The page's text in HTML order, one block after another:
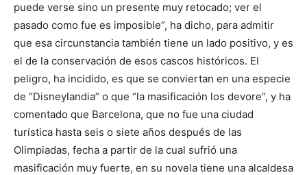
puede verse sino un presente muy retocado; ver el
pasado como fue es imposible”, ha dicho, para admitir
que esa circunstancia también tiene un lado positivo, y es
el de la conservación de esos cascos históricos. El
peligro, ha incidido, es que se conviertan en una especie
de “Disneylandia” o que “la masificación los devore”, y ha
comentado que Barcelona, que no fue una ciudad
turística hasta seis o siete años después de las
Olimpiadas, fecha a partir de la cual sufrió una
masificación muy fuerte, en su novela tiene una alcaldesa